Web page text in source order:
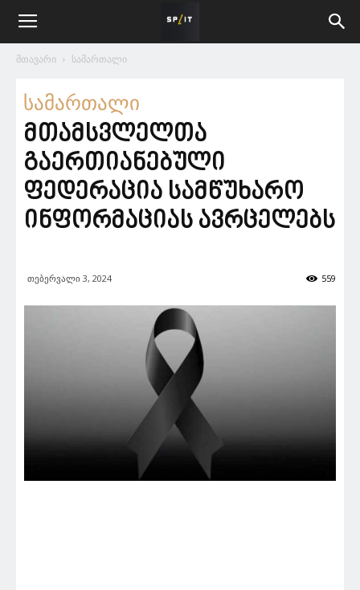
მთავარი სამართალი
სამართალი
მთამსვლელთა
გაერთიანებული
ფედერაცია სამწუხარო
ინფორმაციას ავრცელებს
თებერვალი 3, 2024 559